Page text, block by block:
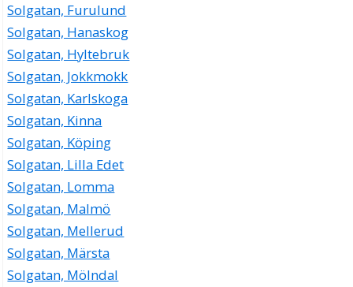
Solgatan, Furulund
Solgatan, Hanaskog
Solgatan, Hyltebruk
Solgatan, Jokkmokk
Solgatan, Karlskoga
Solgatan, Kinna
Solgatan, Köping
Solgatan, Lilla Edet
Solgatan, Lomma
Solgatan, Malmö
Solgatan, Mellerud
Solgatan, Märsta
Solgatan, Mölndal